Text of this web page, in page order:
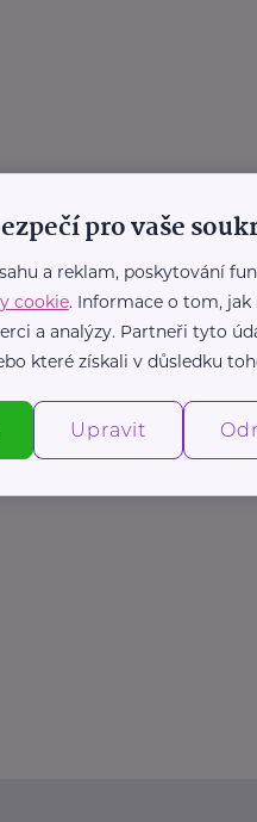
pro vaše
a reklam, poskytování
cookie. Informace o tom, jak
a analýzy. Partneři tyto
které získali v důsledku
Upravit